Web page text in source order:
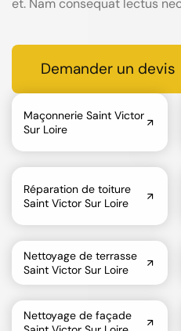
et. Nam consequat lectus
Demander un devis
Maçonnerie Saint Victor
Sur Loire
Réparation de toiture
Saint Victor Sur Loire
Nettoyage de terrasse
Saint Victor Sur Loire
Nettoyage de façade